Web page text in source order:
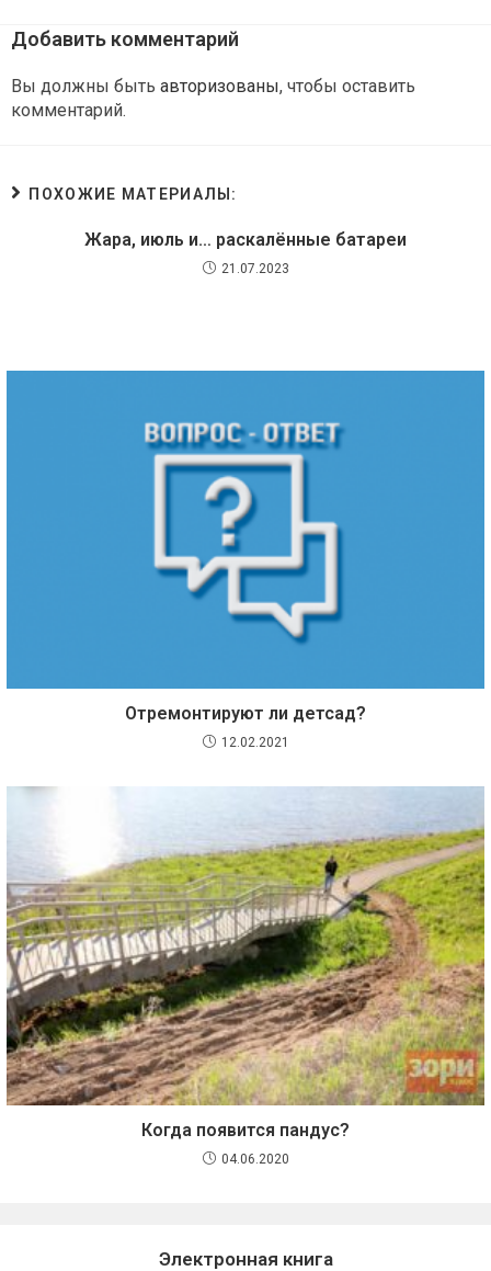
Добавить комментарий
Вы должны быть авторизованы, чтобы оставить
комментарий.
ПОХОЖИЕ МАТЕРИАЛЫ:
Жара, июль и… раскалённые батареи
21.07.2023
Отремонтируют ли детсад?
12.02.2021
Когда появится пандус?
04.06.2020
Электронная книга